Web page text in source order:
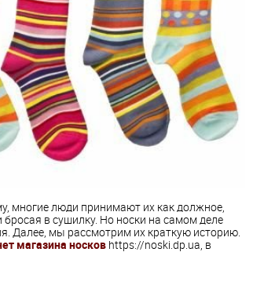
многие люди принимают их как должное,
в сушилку. Но носки на самом деле
Далее, мы рассмотрим их краткую историю.
магазина носковhttps://noski.dp.ua, в